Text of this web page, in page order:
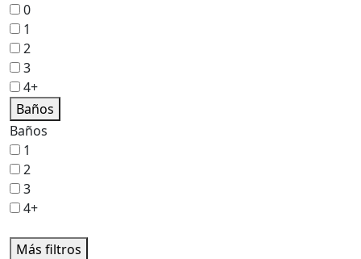
0
1
2
3
4+
Baños
Baños
1
2
3
4+
Más filtros